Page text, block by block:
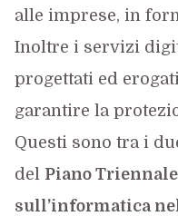
alle imprese, in
Inoltre i servizi
progettati ed
garantire la
Questi sono tra i
del Piano
sull’informatica